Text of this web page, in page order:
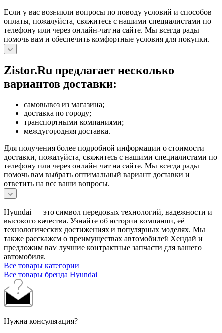
Если у вас возникли вопросы по поводу условий и способов
оплаты, пожалуйста, свяжитесь с нашими специалистами по
телефону или через онлайн-чат на сайте. Мы всегда рады
помочь вам и обеспечить комфортные условия для покупки.
Zistor.Ru предлагает несколько
вариантов доставки:
самовывоз из магазина;
доставка по городу;
транспортными компаниями;
междугородняя доставка.
Для получения более подробной информации о стоимости
доставки, пожалуйста, свяжитесь с нашими специалистами по
телефону или через онлайн-чат на сайте. Мы всегда рады
помочь вам выбрать оптимальный вариант доставки и
ответить на все ваши вопросы.
Hyundai — это символ передовых технологий, надежности и
высокого качества. Узнайте об истории компании, её
технологических достижениях и популярных моделях. Мы
также расскажем о преимуществах автомобилей Хендай и
предложим вам лучшие контрактные запчасти для вашего
автомобиля.
Все товары категории
Все товары бренда Hyundai
Нужна консультация?